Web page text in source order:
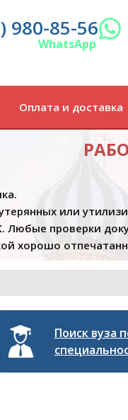
980-85-56
WhatsApp
Оплата и доставка
или
. Любые проверки
хорошо
Поиск вуза